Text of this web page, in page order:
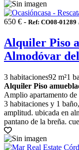
650 € - Ref: CO08-01289
Alquiler Piso
Almodóvar
3 habitaciones92 m²1
Alquiler Piso
Amplio apartamento de
3 habitaciones y 1
amplitud. ubicada en
pantano de la breña.